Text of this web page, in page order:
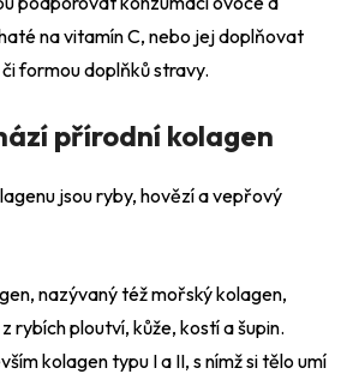
na vitamín C, nebo jej doplňovat
formou doplňků stravy.
přírodní kolagen
jsou ryby, hovězí a vepřový
nazývaný též mořský kolagen,
rybích ploutví, kůže, kostí a šupin.
kolagen typu I a II, s nímž si tělo umí